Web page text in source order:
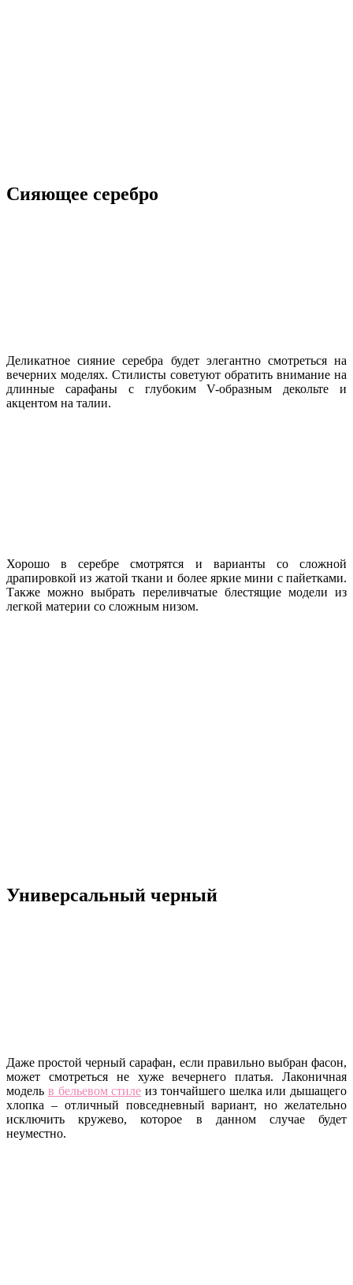
Сияющее серебро
Деликатное сияние серебра будет элегантно смотреться на
вечерних моделях. Стилисты советуют обратить внимание на
длинные сарафаны с глубоким V-образным декольте и
акцентом на талии.
Хорошо в серебре смотрятся и варианты со сложной
драпировкой из жатой ткани и более яркие мини с пайетками.
Также можно выбрать переливчатые блестящие модели из
легкой материи со сложным низом.
Универсальный черный
Даже простой черный сарафан, если правильно выбран фасон,
может смотреться не хуже вечернего платья. Лаконичная
модель в бельевом стиле из тончайшего шелка или дышащего
хлопка – отличный повседневный вариант, но желательно
исключить кружево, которое в данном случае будет
неуместно.